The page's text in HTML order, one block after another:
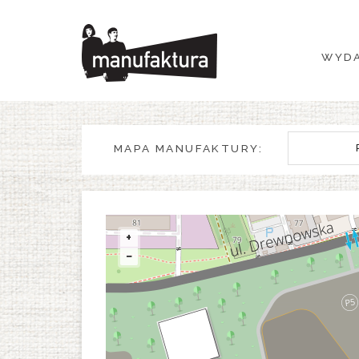
WYDARZENIA
ZAKUPY
PROMOCJE
ROZRYWKA
RESTAURACJE
PLAN
O NAS
MAPA MANUFAKTURY:
+
−